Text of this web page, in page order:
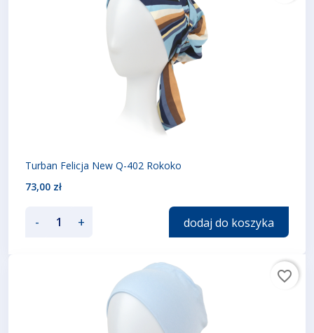
Turban Felicja New Q-402 Rokoko
73,00 zł
- + dodaj do koszyka
favorite_border